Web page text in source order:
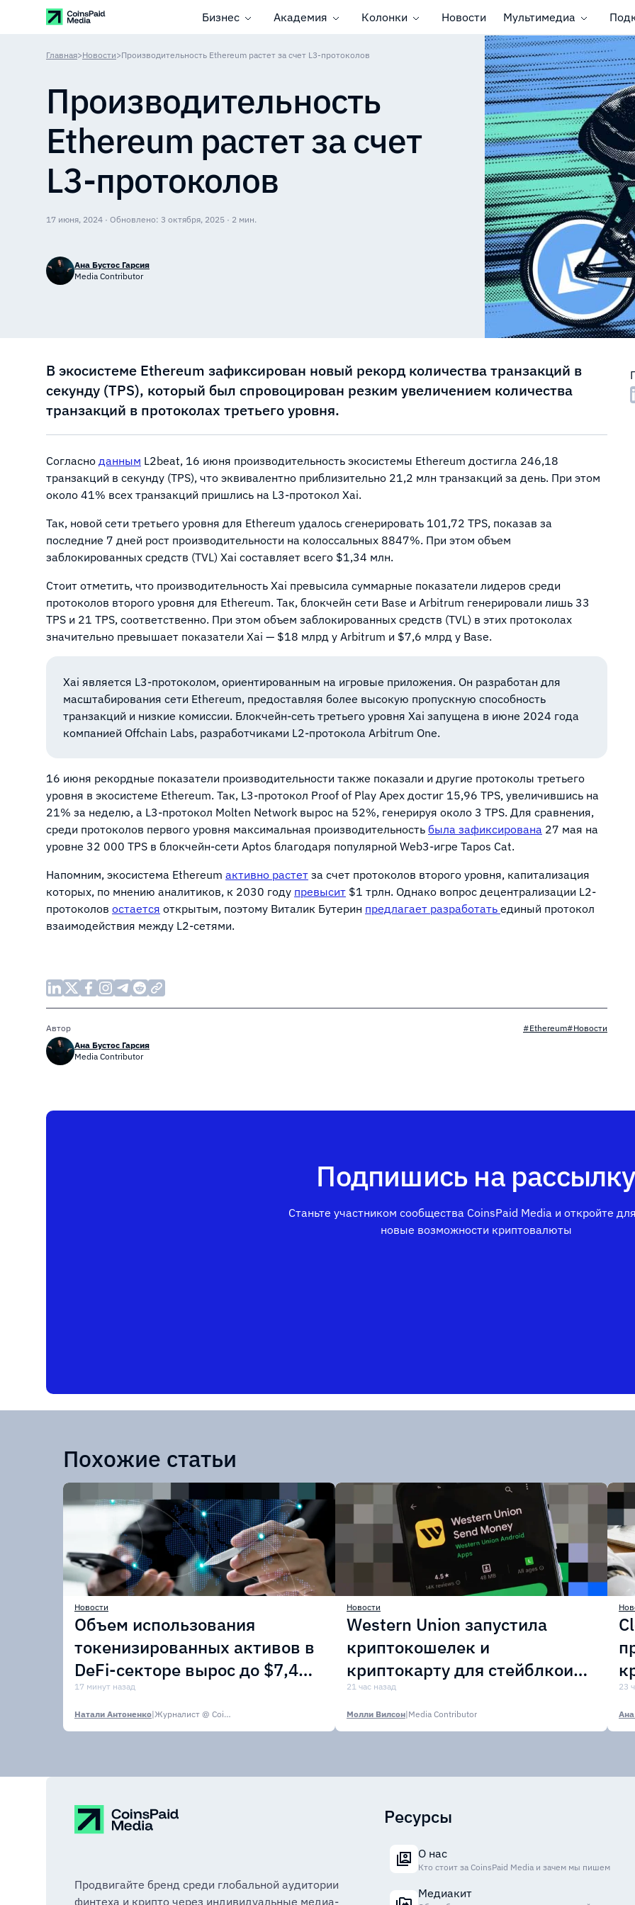
Бизнес Академия Колонки Новости Мультимедиа
Главная>Новости>Производительность Ethereum растет за счет L3-протоколов
Производительность
Ethereum растет за счет
L3-протоколов
17 июня, 2024 · Обновлено: 3 октября, 2025 · 2 мин.
Ана Бустос Гарсия
Media Contributor
В экосистеме Ethereum зафиксирован новый рекорд количества транзакций в
секунду (TPS), который был спровоцирован резким увеличением количества
транзакций в протоколах третьего уровня.
Согласно данным L2beat, 16 июня производительность экосистемы Ethereum достигла 246,18
транзакций в секунду (TPS), что эквивалентно приблизительно 21,2 млн транзакций за день. При этом
около 41% всех транзакций пришлись на L3-протокол Xai.
Так, новой сети третьего уровня для Ethereum удалось сгенерировать 101,72 TPS, показав за
последние 7 дней рост производительности на колоссальных 8847%. При этом объем
заблокированных средств (TVL) Xai составляет всего $1,34 млн.
Стоит отметить, что производительность Xai превысила суммарные показатели лидеров среди
протоколов второго уровня для Ethereum. Так, блокчейн сети Base и Arbitrum генерировали лишь 33
TPS и 21 TPS, соответственно. При этом объем заблокированных средств (TVL) в этих протоколах
значительно превышает показатели Xai — $18 млрд у Arbitrum и $7,6 млрд у Base.
Xai является L3-протоколом, ориентированным на игровые приложения. Он разработан для
масштабирования сети Ethereum, предоставляя более высокую пропускную способность
транзакций и низкие комиссии. Блокчейн-сеть третьего уровня Xai запущена в июне 2024 года
компанией Offchain Labs, разработчиками L2-протокола Arbitrum One.
16 июня рекордные показатели производительности также показали и другие протоколы третьего
уровня в экосистеме Ethereum. Так, L3-протокол Proof of Play Apex достиг 15,96 TPS, увеличившись на
21% за неделю, а L3-протокол Molten Network вырос на 52%, генерируя около 3 TPS. Для сравнения,
среди протоколов первого уровня максимальная производительность была зафиксирована 27 мая на
уровне 32 000 TPS в блокчейн-сети Aptos благодаря популярной Web3-игре Tapos Cat.
Напомним, экосистема Ethereum активно растет за счет протоколов второго уровня, капитализация
которых, по мнению аналитиков, к 2030 году превысит $1 трлн. Однако вопрос децентрализации L2-
протоколов остается открытым, поэтому Виталик Бутерин предлагает разработать единый протокол
взаимодействия между L2-сетями.
Автор
Ана Бустос Гарсия
Media Contributor
#Ethereum#Новости
Подпишись на рассылку
Станьте участником сообщества CoinsPaid Media и откройте
новые возможности криптовалюты
Похожие статьи
Новости
Объем использования
токенизированных активов в
DeFi-секторе вырос до $7,4
млрд
17 минут назад
Натали Антоненко| Журналист @ CoinsPaid Media
Новости
Western Union запустила
криптокошелек и
криптокарту для стейблкоина
USDPT
21 час назад
Молли Вилсон|Media Contributor
23
Ана
Продвигайте бренд среди глобальной аудитории
финтеха и крипто через индивидуальные медиа-
Ресурсы
О нас
Кто стоит за CoinsPaid Media и зачем мы пишем
Медиакит